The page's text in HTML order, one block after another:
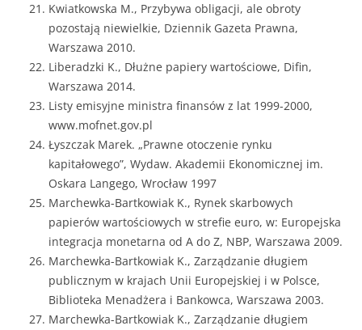
Kwiatkowska M., Przybywa obligacji, ale obroty
pozostają niewielkie, Dziennik Gazeta Prawna,
Warszawa 2010.
Liberadzki K., Dłużne papiery wartościowe, Difin,
Warszawa 2014.
Listy emisyjne ministra finansów z lat 1999-2000,
www.mofnet.gov.pl
Łyszczak Marek. „Prawne otoczenie rynku
kapitałowego”, Wydaw. Akademii Ekonomicznej im.
Oskara Langego, Wrocław 1997
Marchewka-Bartkowiak K., Rynek skarbowych
papierów wartościowych w strefie euro, w: Europejska
integracja monetarna od A do Z, NBP, Warszawa 2009.
Marchewka-Bartkowiak K., Zarządzanie długiem
publicznym w krajach Unii Europejskiej i w Polsce,
Biblioteka Menadżera i Bankowca, Warszawa 2003.
Marchewka-Bartkowiak K., Zarządzanie długiem